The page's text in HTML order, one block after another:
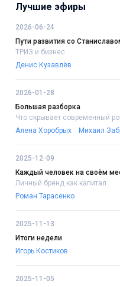
Лучшие эфиры
2026-06-24
Пути развития со
ТРИЗ и бизнес
Денис Кузавлёв
2026-01-28
Большая разборка
Что скрывает современный
Алена Хоробрых
Михаил
2025-12-09
Каждый человек на своём
Личный бренд как капитал
Роман Тарасенко
2025-11-13
Итоги недели
Игорь Костиков
2025-11-05